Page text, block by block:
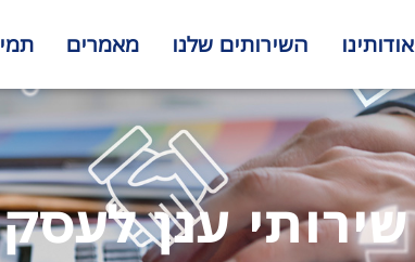
אודותינו השירותים שלנו מאמרים
שירותי ענן לעסק